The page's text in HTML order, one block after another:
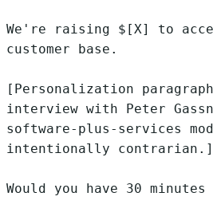
We're raising $[X] to
customer base.
[Personalization
interview with Peter
software-plus-services
intentionally contrarian.]
Would you have 30